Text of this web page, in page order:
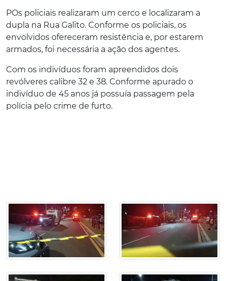
POs policiais realizaram um cerco e localizaram a
dupla na Rua Galito. Conforme os policiais, os
envolvidos ofereceram resistência e, por estarem
armados, foi necessária a ação dos agentes.
Com os indivíduos foram apreendidos dois
revólveres calibre 32 e 38. Conforme apurado o
indivíduo de 45 anos já possuía passagem pela
polícia pelo crime de furto.